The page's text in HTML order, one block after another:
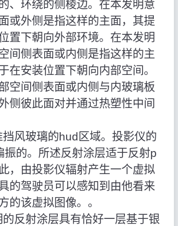
、环绕的侧棱边。在本发明意
或外侧是指这样的主面，其提
置下朝向外部环境。在本发明
间侧表面或内侧是指这样的主
在安装位置下朝向内部空间。
空间侧表面或内侧与内玻璃板
侧彼此面对并通过热塑性中间
风玻璃的hud区域。投影仪的
振的。所述反射涂层适于反射p
，由投影仪辐射产生一个虚拟
的驾驶员可以感知到由他看来
的该虚拟图像。。
反射涂层具有恰好一层基于银